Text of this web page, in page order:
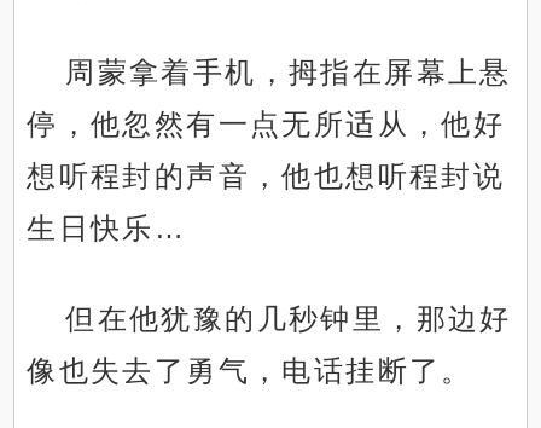
周蒙拿着手机，拇指在屏幕上悬
停，他忽然有一点无所适从，他好
想听程封的声音，他也想听程封说
生日快乐…
但在他犹豫的几秒钟里，那边好
像也失去了勇气，电话挂断了。